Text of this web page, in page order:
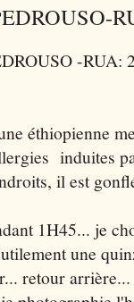
-RUA:
éthiopienne
induites
il est
1H45... je
une
retour arrière...